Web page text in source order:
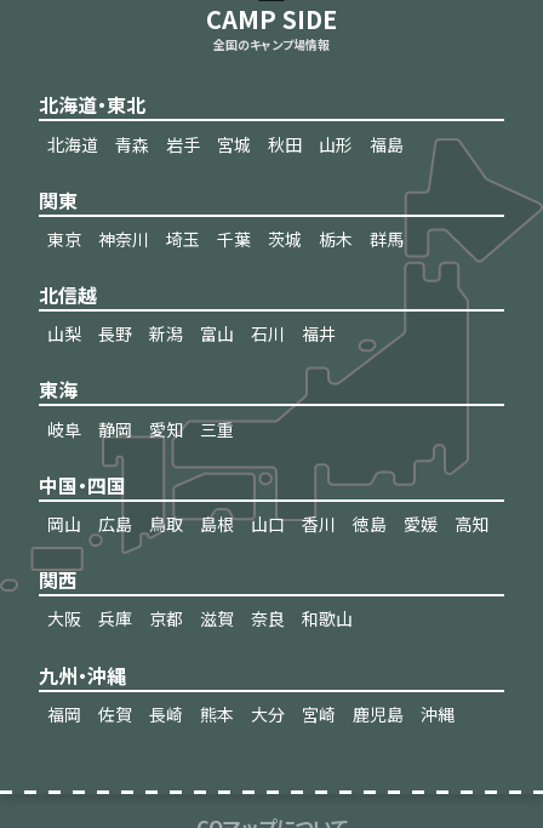
CAMP SIDE
全国のキャンプ場情報
北海道・東北
北海道 青森 岩手 宮城 秋田 山形 福島
関東
東京 神奈川 埼玉 千葉 茨城 栃木 群馬
北信越
山梨 長野 新潟 富山 石川 福井
東海
岐阜 静岡 愛知 三重
中国・四国
岡山 広島 鳥取 島根 山口 香川 徳島 愛媛 高知
関西
大阪 兵庫 京都 滋賀 奈良 和歌山
九州・沖縄
福岡 佐賀 長崎 熊本 大分 宮崎 鹿児島 沖縄